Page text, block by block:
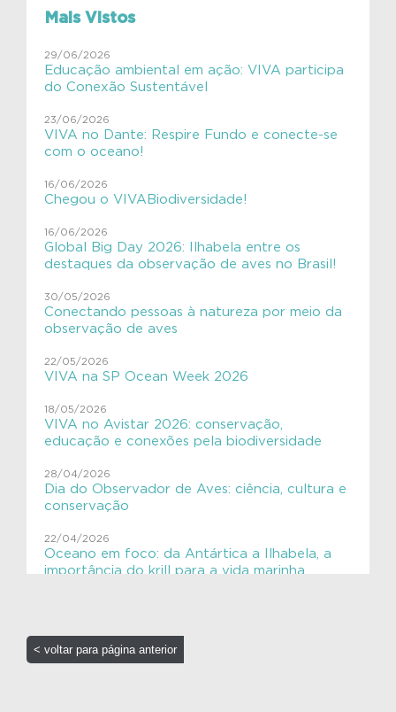
#VIVAfilhotes
#VIVAJulianaMolás
#VIVAMamíferosAquáticos
#VIVAnasEscolas
#VIVAnasEscolas
#VIVAsemlixo
Aves migratórias
Educação Ambiental
SHE
VIVAToninha
VIVAves
Mais Vistos
29/06/2026
Educação ambiental em ação: VIVA participa
do Conexão Sustentável
23/06/2026
VIVA no Dante: Respire Fundo e conecte-se
com o oceano!
16/06/2026
Chegou o VIVABiodiversidade!
16/06/2026
Global Big Day 2026: Ilhabela entre os
destaques da observação de aves no Brasil!
30/05/2026
Conectando pessoas à natureza por meio da
observação de aves
22/05/2026
VIVA na SP Ocean Week 2026
18/05/2026
VIVA no Avistar 2026: conservação,
educação e conexões pela biodiversidade
28/04/2026
Dia do Observador de Aves: ciência, cultura e
conservação
22/04/2026
Oceano em foco: da Antártica a Ilhabela, a
importância do krill para a vida marinha
16/04/2026
Ensino Aplicado em Oceanografia: Aves
< voltar para página anterior